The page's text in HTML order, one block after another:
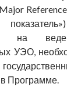
на
УЭО,
Программе.